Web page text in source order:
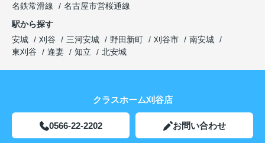
名鉄常滑線
名古屋市営桜通線
駅から探す
安城
刈谷 三河安城 野田新町 刈谷市
南安城
東刈谷
逢妻 知立 北安城
クラスホーム刈谷店
0566-22-2202 お問い合わせ